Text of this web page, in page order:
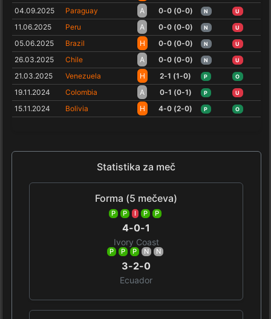
04.09.2025 Paraguay A 0-0 (0-0) N U
11.06.2025 Peru A 0-0 (0-0) N U
05.06.2025 Brazil H 0-0 (0-0) N U
26.03.2025 Chile A 0-0 (0-0) N U
21.03.2025 Venezuela H 2-1 (1-0) P O
19.11.2024 Colombia A 0-1 (0-1) P U
15.11.2024 Bolivia H 4-0 (2-0) P O
Statistika za meč
Forma (5 mečeva)
P P I P P
4-0-1
Ivory Coast
P P P N N
3-2-0
Ecuador